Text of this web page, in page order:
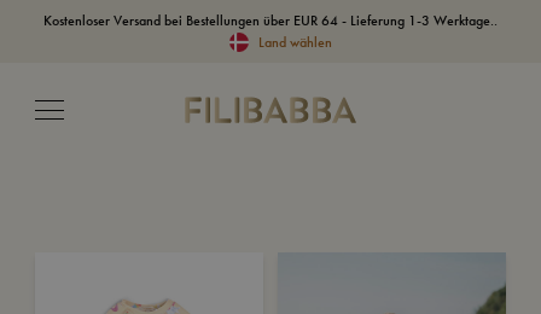
Kostenloser Versand bei Bestellungen über EUR 64 - Lieferung 1-3 Werktage..
Land wählen